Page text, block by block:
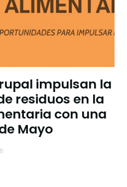
impulsan la
residuos en la
con una
Mayo